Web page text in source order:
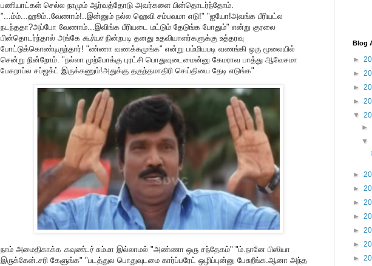
பணியாட்கள் செல்ல நாமும் ஆர்வத்தோடு அவர்களை பின்தொடர்ந்தோம்.
"...ம்ம்...ஹூம்..வேணாம்!..இன்னும் நல்ல ஹெவி சம்பவமா எடு!" "ஐயோ!அவங்க பீரியட்ல
நடந்ததா?அப்போ வேணாம்...இவிங்க பீரியடை மட்டும் தேடுங்க போதும்" என்று குரலை
பின்தொடர்ந்தால் அங்கே கூர்யாநின்றபடி தனது உதவியாளர்களுக்கு உத்தரவு
போட்டுக்கொண்டிருந்தார்! "ண்ணா வணக்கமுங்க" என்று பம்மியபடி வணங்கி ஒரு மூலையில்
சென்று நின்றோம். "நல்லா முற்போக்கு புரட்சி பொதுவுடைமைன்னு கேமராவ பாத்து ஆவேசமா
பேசுறாப்ல சப்ஜக்ட் இருக்கணும்!அதுக்கு தகுந்தமாதிரி செய்தியை தேடி எடுங்க"
நாம் அமைதிகாக்க கவுண்டர்சும்மா இல்லாமல் "அண்ணா ஒரு சந்தேகம்" "ம்.நானே பிஸியா
இருக்கேன்.சரி கேளுங்க" "படத்துல பொதுவுடமை கார்ப்பரேட் ஒழிப்புன்னு பேசுறீங்க.ஆனா அந்த
Blog
►
►
►
►
▼
►
▼
►
►
►
►
►
►
►